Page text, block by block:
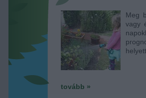
Meg
vagy
tovább »